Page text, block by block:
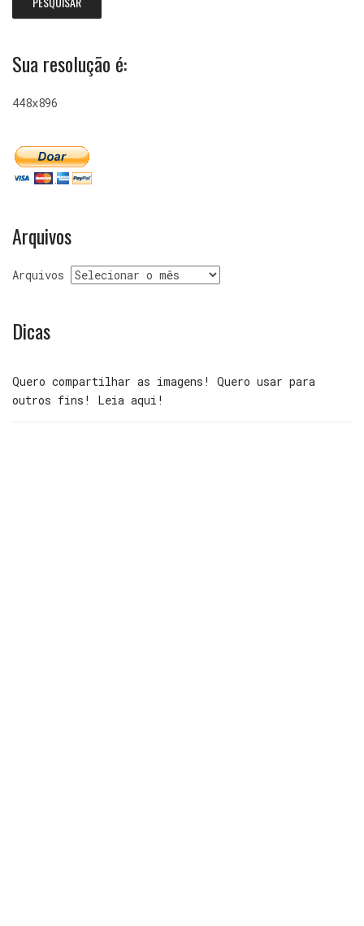
Sua resolução é:
448x896
Arquivos
Arquivos
Dicas
Quero compartilhar as imagens! Quero usar para
outros fins! Leia aqui!